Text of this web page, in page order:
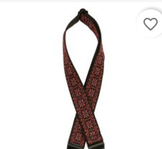
favorite_border